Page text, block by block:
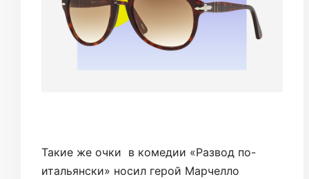
Такие же очки в комедии «Развод по-
итальянски» ​носил герой Марчелло